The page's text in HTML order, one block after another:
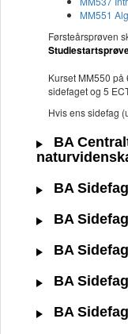
MM551
Førsteårsprøven
Kurset MM550
sidefaget og 5
Hvis ens sidefag
BA
BA
BA
BA
BA
BA